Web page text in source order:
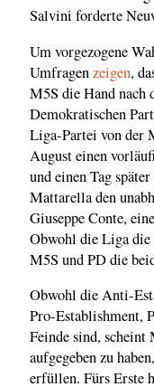
Salvini forderte
Um vorgezogene
Umfragenzeigen,
M5S die Hand
Demokratischen
Liga-Partei von der
August einen
und einen Tag später
Mattarella den
Giuseppe Conte,
Obwohl die Liga
M5S und PD die
Obwohl die Anti-
Pro-Establishment,
Feinde sind,
aufgegeben zu
erfüllen. Fürs Erste